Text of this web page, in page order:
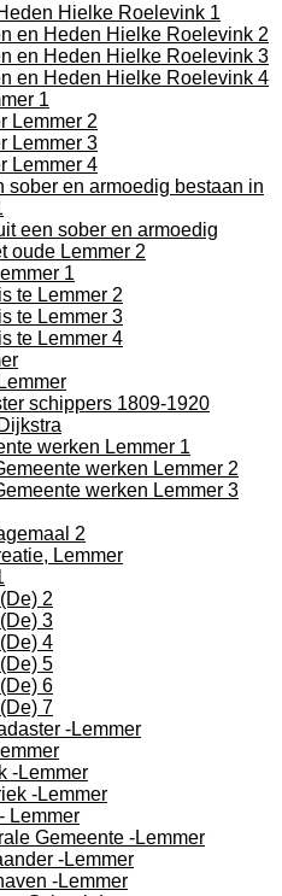
Hielke Roelevink 1
en Heden Hielke Roelevink 2
en Heden Hielke Roelevink 3
en Heden Hielke Roelevink 4
1
Lemmer 2
Lemmer 3
Lemmer 4
sober en armoedig bestaan in
een sober en armoedig
oude Lemmer 2
1
te Lemmer 2
te Lemmer 3
te Lemmer 4
schippers 1809-1920
werken Lemmer 1
werken Lemmer 2
werken Lemmer 3
2
Lemmer
2
3
4
5
6
7
-Lemmer
-Lemmer
-Lemmer
Lemmer
Gemeente -Lemmer
-Lemmer
-Lemmer